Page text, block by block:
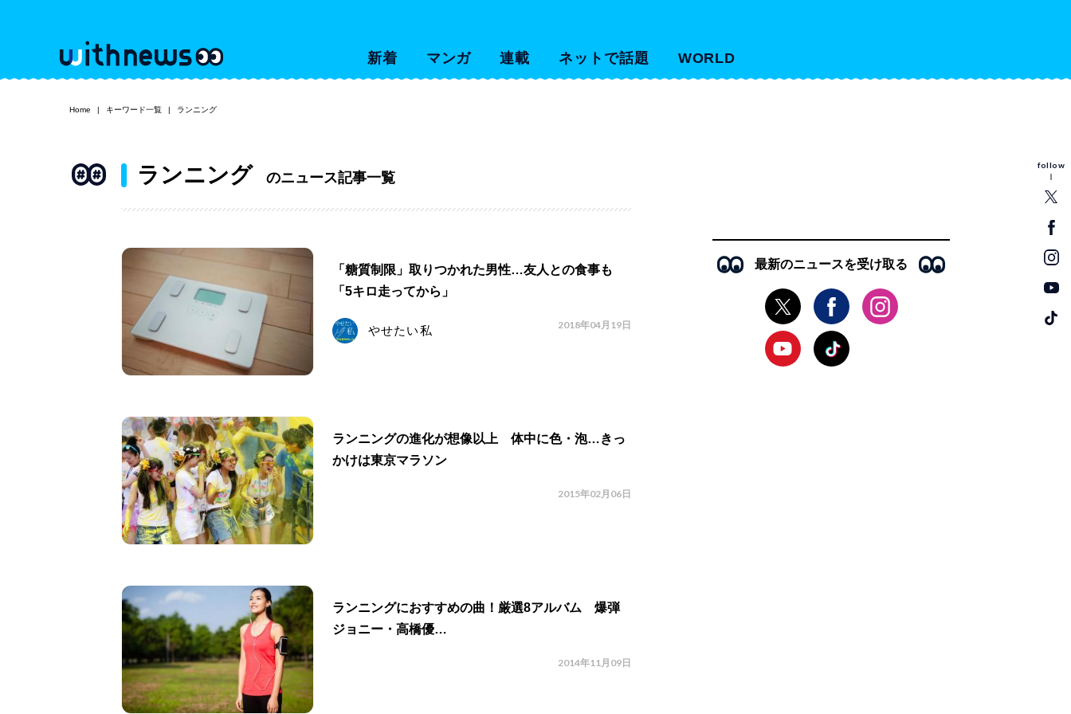
新着 マンガ 連載 ネットで話題 WORLD
follow
Home キーワード一覧 ランニング
ランニング のニュース記事一覧
「糖質制限」取りつかれた男性…友人との食事も
「5キロ走ってから」
やせたい私 2018年04月19日
ランニングの進化が想像以上 体中に色・泡…きっ
かけは東京マラソン
2015年02月06日
ランニングにおすすめの曲！厳選8アルバム 爆弾
ジョニー・高橋優…
2014年11月09日
最新のニュースを受け取る